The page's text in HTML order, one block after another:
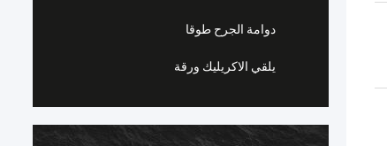
دوامة الجرح طوقا
يلقي الاكريليك ورقة